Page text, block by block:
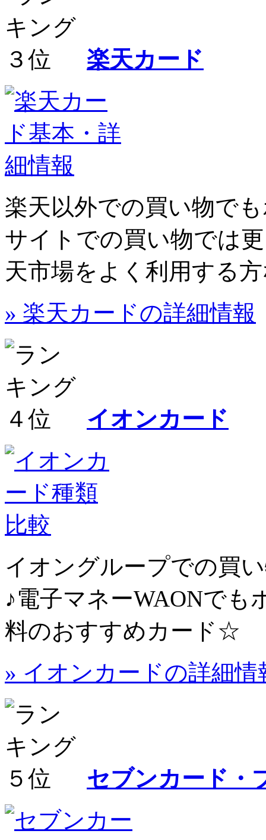
楽天カード
楽天以外での買い物で
サイトでの買い物では
天市場をよく利用する
» 楽天カードの詳細情報
イオンカード
イオングループでの買
♪電子マネーWAONでも
料のおすすめカード☆
» イオンカードの詳細情
セブンカード・